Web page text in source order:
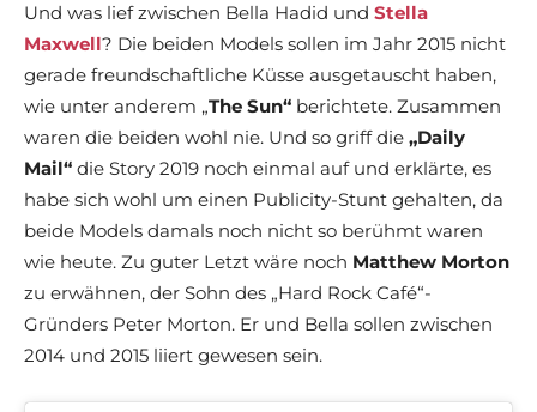
Und was lief zwischen Bella Hadid und Stella
Maxwell? Die beiden Models sollen im Jahr 2015 nicht
gerade freundschaftliche Küsse ausgetauscht haben,
wie unter anderem „The Sun“ berichtete. Zusammen
waren die beiden wohl nie. Und so griff die „Daily
Mail“ die Story 2019 noch einmal auf und erklärte, es
habe sich wohl um einen Publicity-Stunt gehalten, da
beide Models damals noch nicht so berühmt waren
wie heute. Zu guter Letzt wäre noch Matthew Morton
zu erwähnen, der Sohn des „Hard Rock Café“-
Gründers Peter Morton. Er und Bella sollen zwischen
2014 und 2015 liiert gewesen sein.